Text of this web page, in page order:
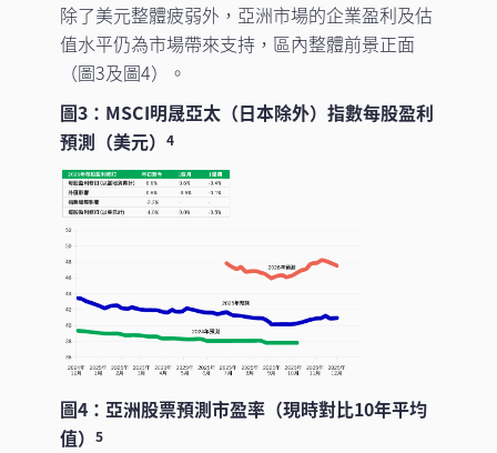
除了美元整體疲弱外，亞洲市場的企業盈利及估
值水平仍為市場帶來支持，區內整體前景正面
（圖3及圖4）。
圖3：MSCI明晟亞太（日本除外）指數每股盈利
預測（美元） 4
圖4：亞洲股票預測市盈率（現時對比10年平均
值） 5